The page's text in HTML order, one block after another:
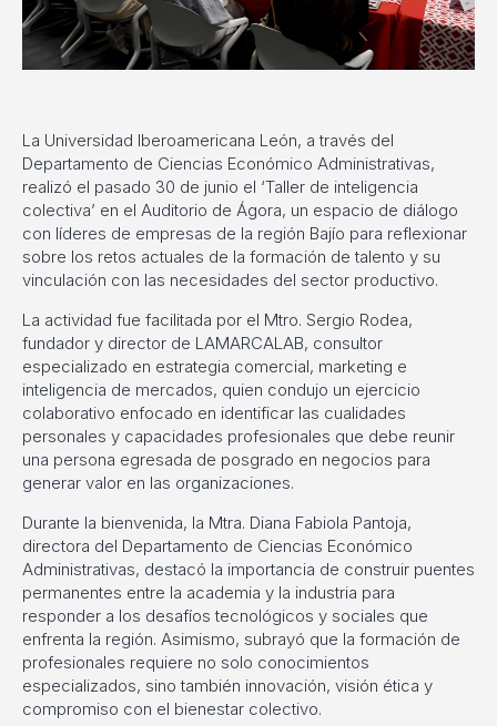
La Universidad Iberoamericana León, a través del
Departamento de Ciencias Económico Administrativas,
realizó el pasado 30 de junio el ‘Taller de inteligencia
colectiva’ en el Auditorio de Ágora, un espacio de diálogo
con líderes de empresas de la región Bajío para reflexionar
sobre los retos actuales de la formación de talento y su
vinculación con las necesidades del sector productivo.
La actividad fue facilitada por el Mtro. Sergio Rodea,
fundador y director de LAMARCALAB, consultor
especializado en estrategia comercial, marketing e
inteligencia de mercados, quien condujo un ejercicio
colaborativo enfocado en identificar las cualidades
personales y capacidades profesionales que debe reunir
una persona egresada de posgrado en negocios para
generar valor en las organizaciones.
Durante la bienvenida, la Mtra. Diana Fabiola Pantoja,
directora del Departamento de Ciencias Económico
Administrativas, destacó la importancia de construir puentes
permanentes entre la academia y la industria para
responder a los desafíos tecnológicos y sociales que
enfrenta la región. Asimismo, subrayó que la formación de
profesionales requiere no solo conocimientos
especializados, sino también innovación, visión ética y
compromiso con el bienestar colectivo.